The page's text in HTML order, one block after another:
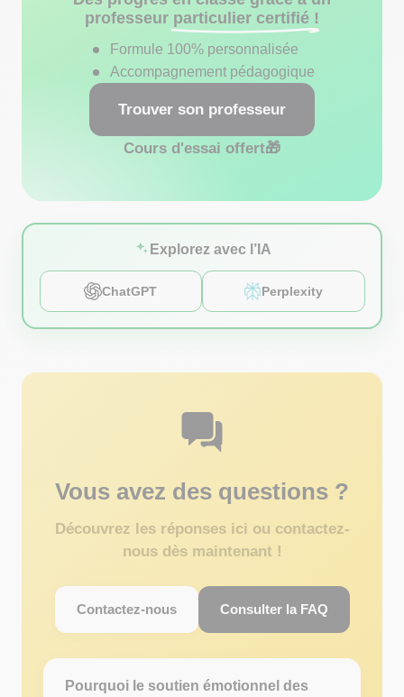
professeur particulier certifié !
Formule 100% personnalisée
Accompagnement pédagogique
Trouver son professeur
Cours d'essai offert🎁
Explorez avec l’IA
ChatGPT Perplexity
Vous avez des questions ?
Découvrez les réponses ici ou contactez-
nous dès maintenant !
Contactez-nous Consulter la FAQ
Pourquoi le soutien émotionnel des